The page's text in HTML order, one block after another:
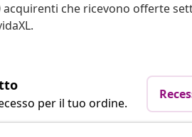
acquirenti che ricevono offerte
per il tuo ordine.